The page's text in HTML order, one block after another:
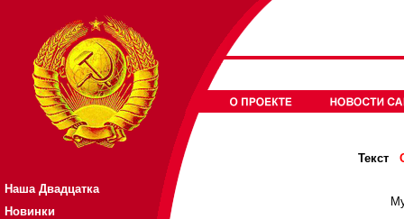
Наша Двадцатка
Новинки
Текст